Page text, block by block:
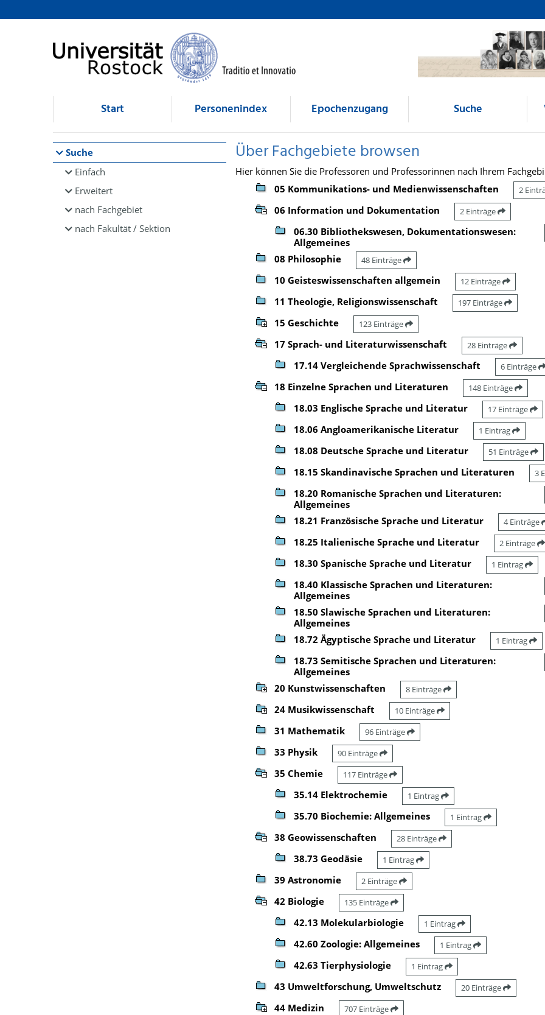
Browsen
direkt zum Inhalt
Start Personenindex Epochenzugang Suche
Suche
Einfach
Erweitert
nach Fachgebiet
nach Fakultät / Sektion
Über Fachgebiete browsen
Hier können Sie die Professoren und Professorinnen nach Ihrem
05 Kommunikations- und Medienwissenschaften
2
06 Information und Dokumentation 2 Einträge
06.30 Bibliothekswesen, Dokumentationswesen:
Allgemeines
08 Philosophie 48 Einträge
10 Geisteswissenschaften allgemein 12 Einträge
11 Theologie, Religionswissenschaft 197 Einträge
15 Geschichte 123 Einträge
17 Sprach- und Literaturwissenschaft 28 Einträge
17.14 Vergleichende Sprachwissenschaft 6 Einträge
18 Einzelne Sprachen und Literaturen 148 Einträge
18.03 Englische Sprache und Literatur 17 Einträge
18.06 Angloamerikanische Literatur 1 Eintrag
18.08 Deutsche Sprache und Literatur 51 Einträge
18.15 Skandinavische Sprachen und Literaturen 3
18.20 Romanische Sprachen und Literaturen:
Allgemeines
18.21 Französische Sprache und Literatur 4 Einträge
18.25 Italienische Sprache und Literatur 2 Einträge
18.30 Spanische Sprache und Literatur 1 Eintrag
18.40 Klassische Sprachen und Literaturen:
Allgemeines
18.50 Slawische Sprachen und Literaturen:
Allgemeines
18.72 Ägyptische Sprache und Literatur 1 Eintrag
18.73 Semitische Sprachen und Literaturen:
Allgemeines
20 Kunstwissenschaften 8 Einträge
24 Musikwissenschaft 10 Einträge
31 Mathematik 96 Einträge
33 Physik 90 Einträge
35 Chemie 117 Einträge
35.14 Elektrochemie 1 Eintrag
35.70 Biochemie: Allgemeines 1 Eintrag
38 Geowissenschaften 28 Einträge
38.73 Geodäsie 1 Eintrag
39 Astronomie 2 Einträge
42 Biologie 135 Einträge
42.13 Molekularbiologie 1 Eintrag
42.60 Zoologie: Allgemeines 1 Eintrag
42.63 Tierphysiologie 1 Eintrag
43 Umweltforschung, Umweltschutz 20 Einträge
44 Medizin 707 Einträge